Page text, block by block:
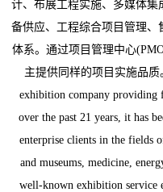
计、布展工程实施、多媒体
备供应、工程综合项目管理
体系。通过项目管理中心
主提供同样的项目实施品质
exhibition company providing
over the past 21 years, it has
enterprise clients in the fields
and museums, medicine,
well-known exhibition service